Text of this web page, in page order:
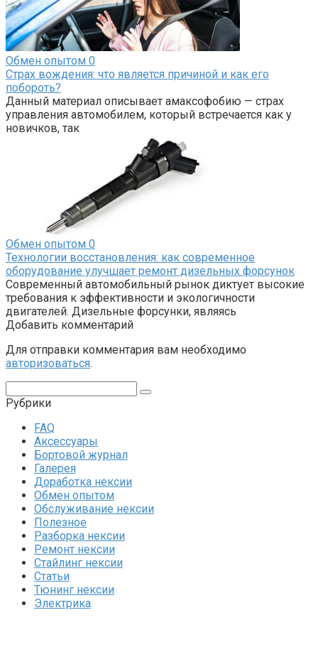
Обмен опытом 0
Страх вождения: что является причиной и как его
побороть?
Данный материал описывает амаксофобию — страх
управления автомобилем, который встречается как у
новичков, так
Обмен опытом 0
Технологии восстановления: как современное
оборудование улучшает ремонт дизельных форсунок
Современный автомобильный рынок диктует высокие
требования к эффективности и экологичности
двигателей. Дизельные форсунки, являясь
Добавить комментарий
Для отправки комментария вам необходимо
авторизоваться.
Рубрики
FAQ
Аксессуары
Бортовой журнал
Галерея
Доработка нексии
Обмен опытом
Обслуживание нексии
Полезное
Разборка нексии
Ремонт нексии
Стайлинг нексии
Статьи
Тюнинг нексии
Электрика